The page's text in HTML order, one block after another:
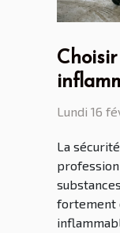
Lundi 16
La
fortement